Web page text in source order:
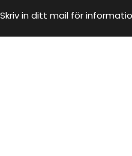
Skriv in ditt mail för